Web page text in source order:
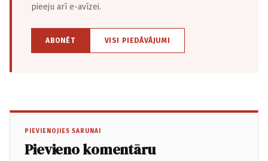
pieeju arī e-avīzei.
ABONĒT VISI PIEDĀVĀJUMI
PIEVIENOJIES SARUNAI
Pievieno komentāru